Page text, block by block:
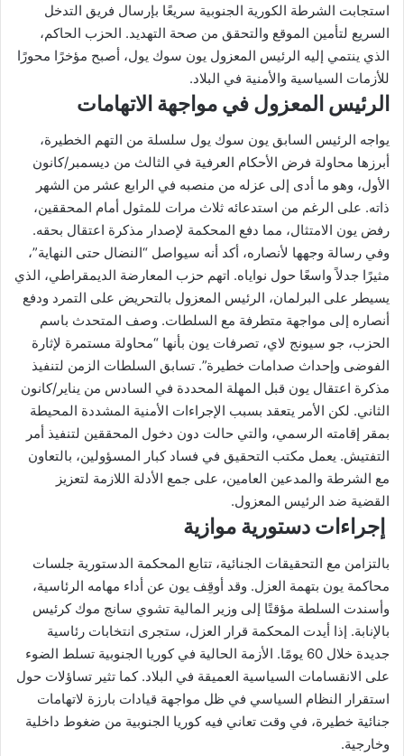
استجابت الشرطة الكورية الجنوبية سريعًا بإرسال فريق التدخل
السريع لتأمين الموقع والتحقق من صحة التهديد. الحزب الحاكم،
الذي ينتمي إليه الرئيس المعزول يون سوك يول، أصبح مؤخرًا محورًا
للأزمات السياسية والأمنية في البلاد.
الرئيس المعزول في مواجهة الاتهامات
يواجه الرئيس السابق يون سوك يول سلسلة من التهم الخطيرة،
أبرزها محاولة فرض الأحكام العرفية في الثالث من ديسمبر/كانون
الأول، وهو ما أدى إلى عزله من منصبه في الرابع عشر من الشهر
ذاته. على الرغم من استدعائه ثلاث مرات للمثول أمام المحققين،
رفض يون الامتثال، مما دفع المحكمة لإصدار مذكرة اعتقال بحقه.
وفي رسالة وجهها لأنصاره، أكد أنه سيواصل “النضال حتى النهاية”،
مثيرًا جدلاً واسعًا حول نواياه. اتهم حزب المعارضة الديمقراطي، الذي
يسيطر على البرلمان، الرئيس المعزول بالتحريض على التمرد ودفع
أنصاره إلى مواجهة متطرفة مع السلطات. وصف المتحدث باسم
الحزب، جو سيونج لاي، تصرفات يون بأنها “محاولة مستمرة لإثارة
الفوضى وإحداث صدامات خطيرة”. تسابق السلطات الزمن لتنفيذ
مذكرة اعتقال يون قبل المهلة المحددة في السادس من يناير/كانون
الثاني. لكن الأمر يتعقد بسبب الإجراءات الأمنية المشددة المحيطة
بمقر إقامته الرسمي، والتي حالت دون دخول المحققين لتنفيذ أمر
التفتيش. يعمل مكتب التحقيق في فساد كبار المسؤولين، بالتعاون
مع الشرطة والمدعين العامين، على جمع الأدلة اللازمة لتعزيز
القضية ضد الرئيس المعزول.
إجراءات دستورية موازية
بالتزامن مع التحقيقات الجنائية، تتابع المحكمة الدستورية جلسات
محاكمة يون بتهمة العزل. وقد أوقِف يون عن أداء مهامه الرئاسية،
وأسندت السلطة مؤقتًا إلى وزير المالية تشوي سانج موك كرئيس
بالإنابة. إذا أيدت المحكمة قرار العزل، ستجرى انتخابات رئاسية
جديدة خلال 60 يومًا. الأزمة الحالية في كوريا الجنوبية تسلط الضوء
على الانقسامات السياسية العميقة في البلاد. كما تثير تساؤلات حول
استقرار النظام السياسي في ظل مواجهة قيادات بارزة لاتهامات
جنائية خطيرة، في وقت تعاني فيه كوريا الجنوبية من ضغوط داخلية
وخارجية.